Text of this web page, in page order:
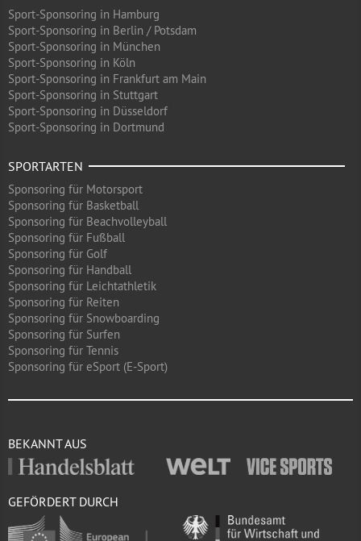
Sport-Sponsoring in Hamburg
Sport-Sponsoring in Berlin / Potsdam
Sport-Sponsoring in München
Sport-Sponsoring in Köln
Sport-Sponsoring in Frankfurt am Main
Sport-Sponsoring in Stuttgart
Sport-Sponsoring in Düsseldorf
Sport-Sponsoring in Dortmund
SPORTARTEN
Sponsoring für Motorsport
Sponsoring für Basketball
Sponsoring für Beachvolleyball
Sponsoring für Fußball
Sponsoring für Golf
Sponsoring für Handball
Sponsoring für Leichtathletik
Sponsoring für Reiten
Sponsoring für Snowboarding
Sponsoring für Surfen
Sponsoring für Tennis
Sponsoring für eSport (E-Sport)
BEKANNT AUS
GEFÖRDERT DURCH